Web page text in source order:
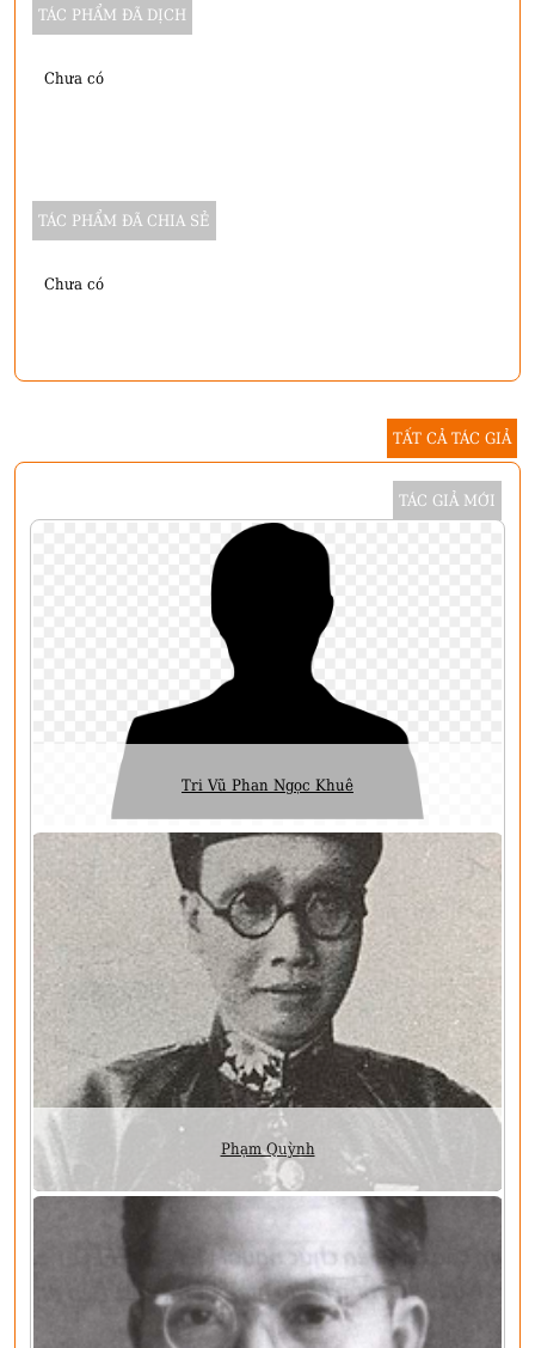
TÁC PHẨM ĐÃ DỊCH
Chưa có
TÁC PHẨM ĐÃ CHIA SẺ
Chưa có
TẤT CẢ TÁC GIẢ
TÁC GIẢ MỚI
Tri Vũ Phan Ngọc Khuê
Phạm Quỳnh